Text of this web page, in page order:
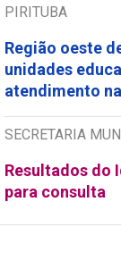
PIRITUBA
Região oeste
unidades
atendimento
SECRETARIA
Resultados do
para consulta